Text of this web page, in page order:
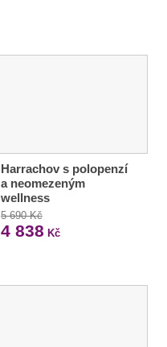
Harrachov s polopenzí
a neomezeným
wellness
5 690 Kč
4 838 Kč